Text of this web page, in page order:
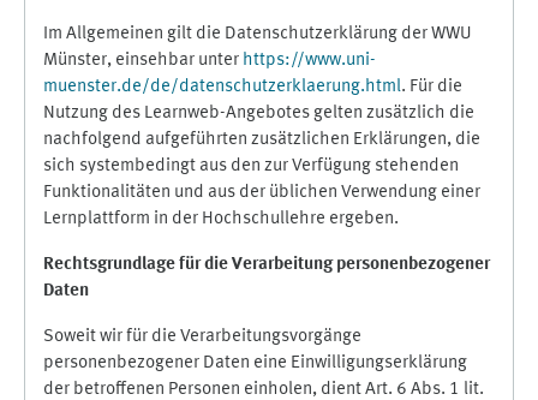
Im Allgemeinen gilt die Datenschutzerklärung der WWU
Münster, einsehbar unter https://www.uni-
muenster.de/de/datenschutzerklaerung.html. Für die
Nutzung des Learnweb-Angebotes gelten zusätzlich die
nachfolgend aufgeführten zusätzlichen Erklärungen, die
sich systembedingt aus den zur Verfügung stehenden
Funktionalitäten und aus der üblichen Verwendung einer
Lernplattform in der Hochschullehre ergeben.
Rechtsgrundlage für die Verarbeitung personenbezogener
Daten
Soweit wir für die Verarbeitungsvorgänge
personenbezogener Daten eine Einwilligungserklärung
der betroffenen Personen einholen, dient Art. 6 Abs. 1 lit.